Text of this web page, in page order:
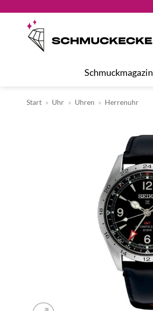
springen
Schmuckmagazin
Start » Uhr » Uhren » Herrenuhr